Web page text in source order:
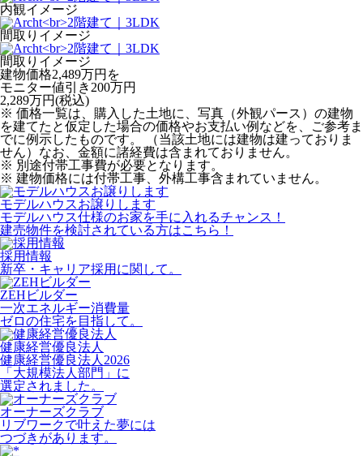
内観イメージ
間取りイメージ
間取りイメージ
建物価格2,489万円を
モニター値引き200万円
2,289万円(税込)
※ 価格一覧は、購入した土地に、写真（外観パース）の建物
を建てたと仮定した場合の価格やお支払い例などを、ご参考ま
でに例示したものです。 （当該土地には建物は建っておりま
せん）なお、金額に諸経費は含まれておりません。
※ 別途付帯工事費が必要となります。
※ 建物価格には付帯工事、外構工事含まれていません。
モデルハウスお譲りします
モデルハウス仕様のお家を手に入れるチャンス！
建売物件を検討されている方はこちら！
採用情報
新卒・キャリア採用に関して。
ZEHビルダー
一次エネルギー消費量
ゼロの住宅を目指して。
健康経営優良法人
健康経営優良法人2026
「大規模法人部門」に
選定されました。
オーナーズクラブ
リブワークで叶えた夢には
つづきがあります。